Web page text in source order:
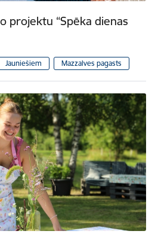
projektu “Spēka dienas
Jauniešiem Mazzalves pagasts